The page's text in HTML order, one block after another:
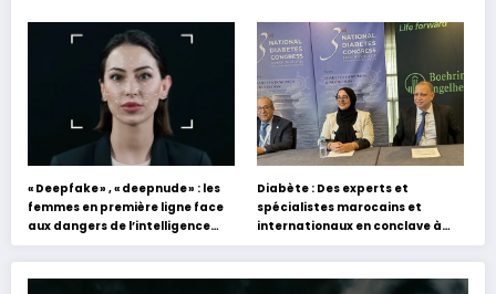
s’appuyant sur le partage des
expériences »
Hafez
« Deepfake » , « deepnude » : les
femmes en première ligne face
aux dangers de l’intelligence
artificielle
Diabète : Des experts et
spécialistes marocains et
internationaux en conclave à
Tanger